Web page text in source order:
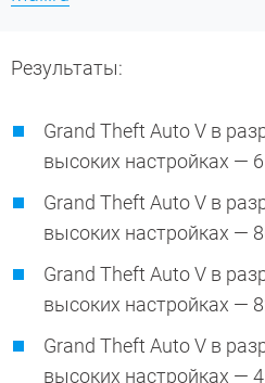
Результаты:
Grand Theft Auto V в
высоких настройках —
Grand Theft Auto V в
высоких настройках —
Grand Theft Auto V в
высоких настройках —
Grand Theft Auto V в
высоких настройках —